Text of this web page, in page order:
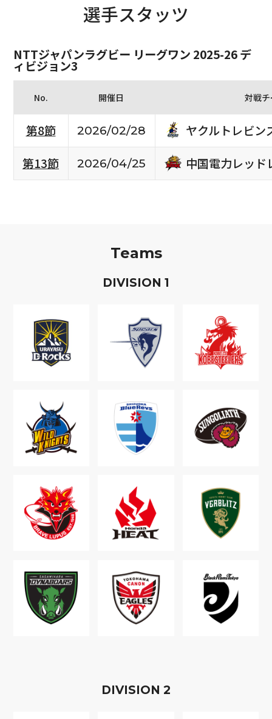
選手スタッツ
NTTジャパンラグビー リーグワン 2025-26 デ
ィビジョン3
No. 開催日 対戦
第8節 2026/02/28
ヤクルトレビン
第13節
2026/04/25 中国電力レッド
Teams
DIVISION 1
DIVISION 2